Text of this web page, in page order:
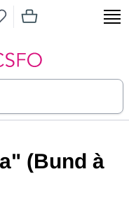
Artikel im
(Bund à